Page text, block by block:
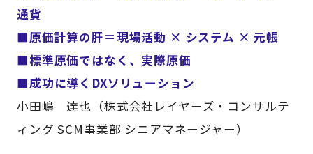
通貨
■原価計算の肝＝現場活動 × システム × 元帳
■標準原価ではなく、実際原価
■成功に導くDXソリューション
小田嶋 達也（株式会社レイヤーズ・コンサルテ
ィング SCM事業部 シニアマネージャー）